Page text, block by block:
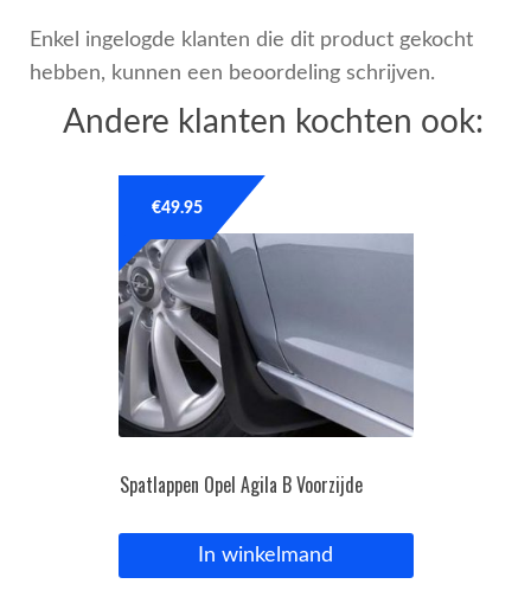
Enkel ingelogde klanten die dit product gekocht
hebben, kunnen een beoordeling schrijven.
Andere klanten kochten ook:
Spatlappen Opel Agila B Voorzijde
€49.95
In winkelmand